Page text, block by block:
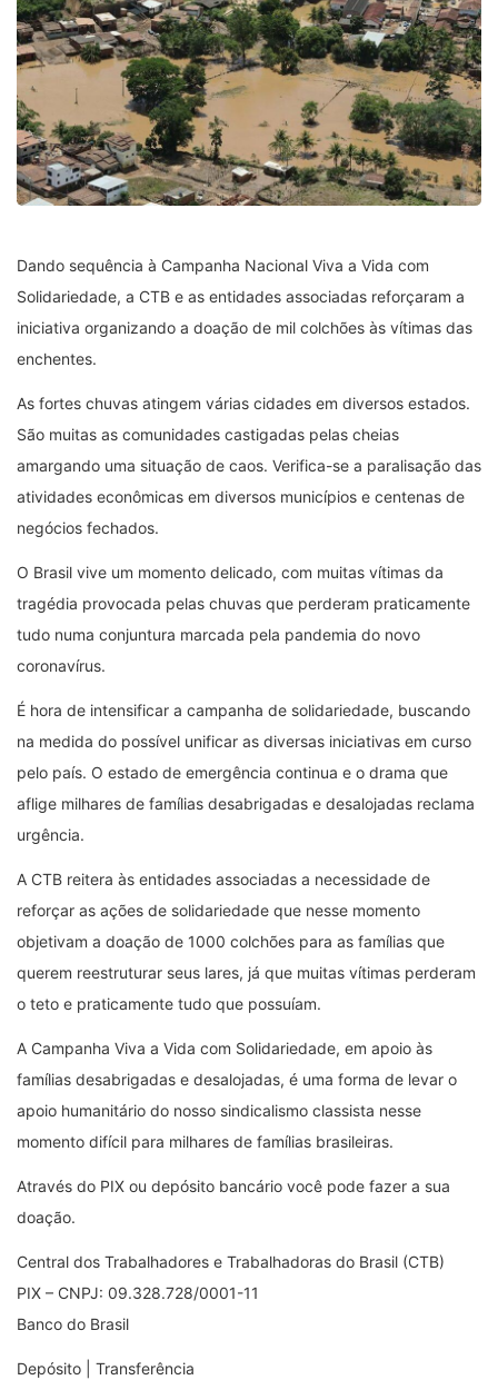
Dando sequência à Campanha Nacional Viva a Vida com
Solidariedade, a CTB e as entidades associadas reforçaram a
iniciativa organizando a doação de mil colchões às vítimas das
enchentes.
As fortes chuvas atingem várias cidades em diversos estados.
São muitas as comunidades castigadas pelas cheias
amargando uma situação de caos. Verifica-se a paralisação das
atividades econômicas em diversos municípios e centenas de
negócios fechados.
O Brasil vive um momento delicado, com muitas vítimas da
tragédia provocada pelas chuvas que perderam praticamente
tudo numa conjuntura marcada pela pandemia do novo
coronavírus.
É hora de intensificar a campanha de solidariedade, buscando
na medida do possível unificar as diversas iniciativas em curso
pelo país. O estado de emergência continua e o drama que
aflige milhares de famílias desabrigadas e desalojadas reclama
urgência.
A CTB reitera às entidades associadas a necessidade de
reforçar as ações de solidariedade que nesse momento
objetivam a doação de 1000 colchões para as famílias que
querem reestruturar seus lares, já que muitas vítimas perderam
o teto e praticamente tudo que possuíam.
A Campanha Viva a Vida com Solidariedade, em apoio às
famílias desabrigadas e desalojadas, é uma forma de levar o
apoio humanitário do nosso sindicalismo classista nesse
momento difícil para milhares de famílias brasileiras.
Através do PIX ou depósito bancário você pode fazer a sua
doação.
Central dos Trabalhadores e Trabalhadoras do Brasil (CTB)
PIX – CNPJ: 09.328.728/0001-11
Banco do Brasil
Depósito | Transferência